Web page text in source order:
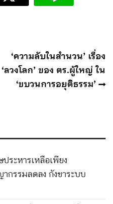
‘ความลับในสำนวน’ เรื่อง
‘ลวงโลก’ ของ ตร.ผู้ใหญ่ ใน
‘ขบวนการอยุติธรรม’
ประหารเหลือเพียง
กรรมลดลง กังขาระบบ